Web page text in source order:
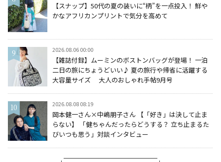
【スナップ】50代の夏の装いに“柄”を一点投入！ 鮮や
かなアフリカンプリントで気分を高めて
2026.08.06 00:00
【雑誌付録】ムーミンのボストンバッグが登場！ 一泊
二日の旅にちょうどいい♪ 夏の旅行や帰省に活躍する
大容量サイズ 大人のおしゃれ手帖9月号
2026.08.08 08:19
岡本健一さん×中嶋朋子さん 【「好き」は決して止ま
らない】 「健ちゃんだったらどうする？ 立ち止まるた
びいつも思う」対談インタビュー